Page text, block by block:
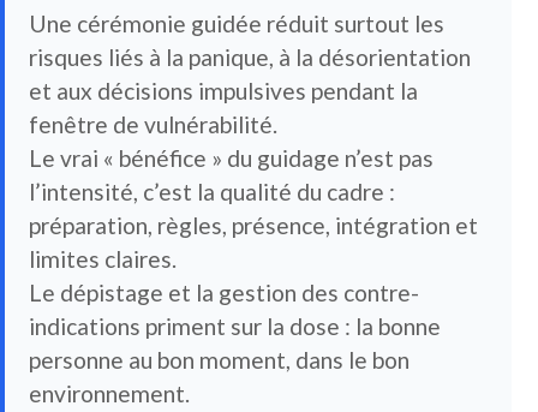
Une cérémonie guidée réduit surtout les
risques liés à la panique, à la désorientation
et aux décisions impulsives pendant la
fenêtre de vulnérabilité.
Le vrai « bénéfice » du guidage n’est pas
l’intensité, c’est la qualité du cadre :
préparation, règles, présence, intégration et
limites claires.
Le dépistage et la gestion des contre-
indications priment sur la dose : la bonne
personne au bon moment, dans le bon
environnement.